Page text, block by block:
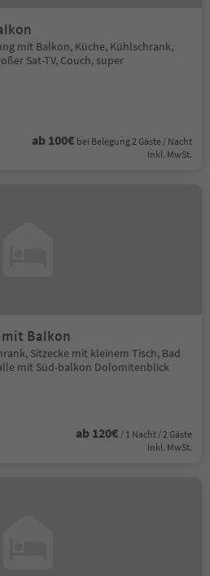
mit Balkon, Küche, Kühlschrank,
Sat-TV, Couch, super
ab 100€ bei Belegung 2 Gäste / Nacht
Inkl. MwSt.
mit Balkon
Sitzecke mit kleinem Tisch, Bad
mit Süd-balkon Dolomitenblick
ab 120€ / 1 Nacht / 2 Gäste
Inkl. MwSt.